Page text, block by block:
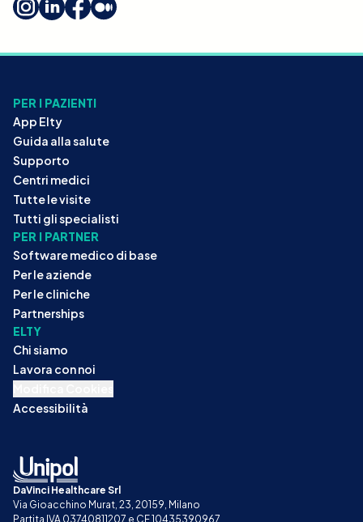
PER I PAZIENTI
App Elty
Guida alla salute
Supporto
Centri medici
Tutte le visite
Tutti gli specialisti
PER I PARTNER
Software medico di base
Per le aziende
Per le cliniche
Partnerships
ELTY
Chi siamo
Lavora con noi
Accessibilità
DaVinci Healthcare Srl
Via Gioacchino Murat, 23, 20159, Milano
Partita IVA 03740811207 e CF 10435390967